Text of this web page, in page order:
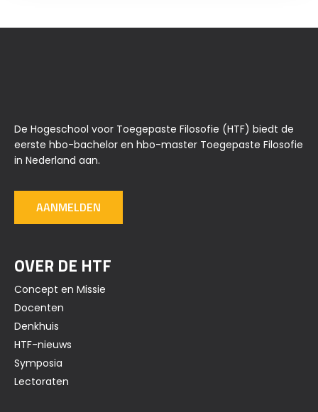
De Hogeschool voor Toegepaste Filosofie (HTF) biedt de
eerste hbo-bachelor en hbo-master Toegepaste Filosofie
in Nederland aan.
AANMELDEN
OVER DE HTF
Concept en Missie
Docenten
Denkhuis
HTF-nieuws
Symposia
Lectoraten